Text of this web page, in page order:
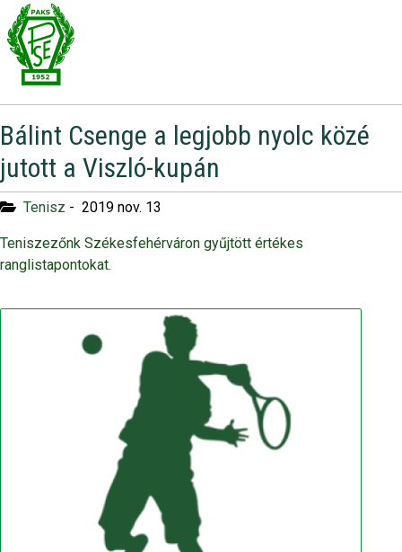
Bálint Csenge a legjobb nyolc közé
jutott a Viszló-kupán
Tenisz - 2019 nov. 13
Teniszezőnk Székesfehérváron gyűjtött értékes
ranglistapontokat.